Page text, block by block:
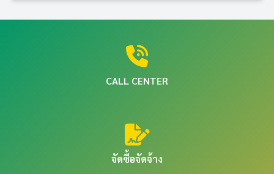
CALL CENTER
จัดซื้อจัดจ้าง